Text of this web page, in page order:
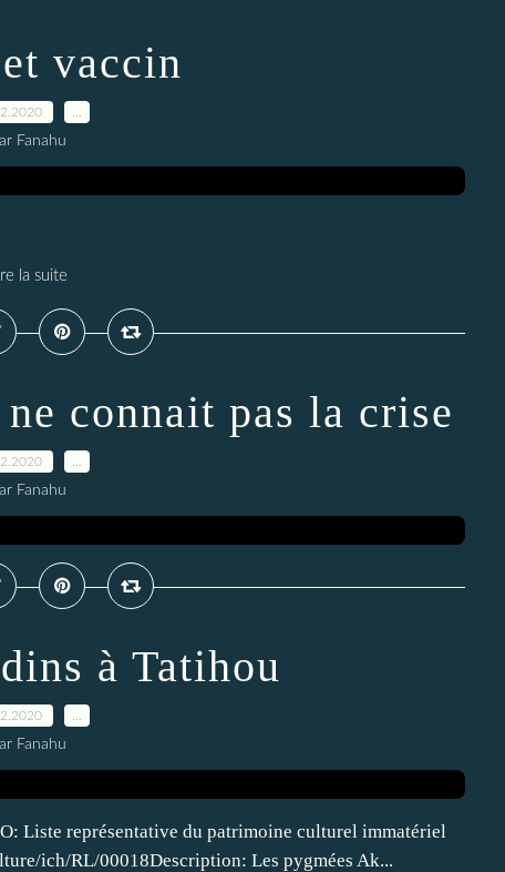
vaccin
Fanahu
la suite
connait pas la crise
Fanahu
à Tatihou
Fanahu
Liste représentative du patrimoine culturel immatériel
ich/RL/00018Description: Les pygmées Ak...